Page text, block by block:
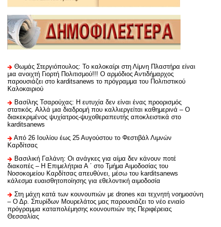
Θωμάς Στεργιόπουλος: Το καλοκαίρι στη Λίμνη Πλαστήρα είναι
μια ανοιχτή Γιορτή Πολιτισμού!!! Ο αρμόδιος Αντιδήμαρχος
παρουσιάζει στο karditsanews το πρόγραμμα του Πολιτιστικού
Καλοκαιριού
Βασίλης Τσαρούχας: Η ευτυχία δεν είναι ένας προορισμός
στατικός. Αλλά μια διαδρομή που καλλιεργείται καθημερινά – Ο
διακεκριμένος ψυχίατρος-ψυχοθεραπευτής αποκλειστικά στο
karditsanews
Από 26 Ιουλίου έως 25 Αυγούστου το Φεστιβάλ Λιμνών
Καρδίτσας
Βασιλική Γαλάνη: Οι ανάγκες για αίμα δεν κάνουν ποτέ
διακοπές – Η Επιμελήτρια Α ΄ στο Τμήμα Αιμοδοσίας του
Νοσοκομείου Καρδίτσας απευθύνει, μέσω του karditsanews
κάλεσμα ευαισθητοποίησης για εθελοντική αιμοδοσία
Στη μάχη κατά των κουνουπιών με drones και τεχνητή νοημοσύνη
– Ο Δρ. Σπυρίδων Μουρελάτος μας παρουσιάζει το νέο ενιαίο
πρόγραμμα καταπολέμησης κουνουπιών της Περιφέρειας
Θεσσαλίας